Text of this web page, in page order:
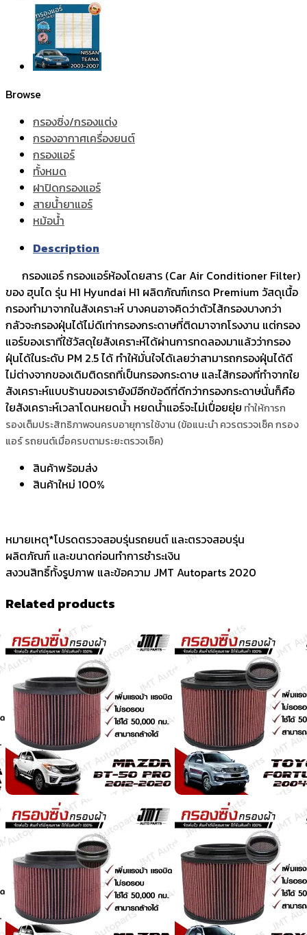
Browse
กรองซิ่ง/กรองแต่ง
กรองอากาศเครื่องยนต์
กรองแอร์
ทั้งหมด
ฝาปิดกรองแอร์
สายน้ำยาแอร์
หม้อน้ำ
Description
กรองแอร์ กรองแอร์ห้องโดยสาร (Car Air Conditioner Filter)
ของ ฮุนได รุ่น H1 Hyundai H1 ผลิตภัณฑ์เกรด Premium วัสดุเนื้อ
กรองทำมาจากในสังเคราะห์ บางคนอาจคิดว่าตัวไส้กรองบางกว่า
กลัวจะกรองฝุ่นได้ไม่ดีเท่ากรองกระดาษที่ติดมาจากโรงงาน แต่กรอง
แอร์ของเราที่ใช้วัสดุใยสังเคราะห์ได้ผ่านการทดลองมาแล้วว่ากรอง
ฝุ่นได้ในระดับ PM 2.5 ได้ ทำให้มั่นใจได้เลยว่าสามารถกรองฝุ่นได้ดี
ไม่ต่างจากของเดิมติดรถที่เป็นกรองกระดาษ และไส้กรองที่ทำจากใย
สังเคราะห์แบบร้านของเรายังมีอีกข้อดีที่ดีกว่ากรองกระดาษนั่นก็คือ
ใยสังเคราะห์เวลาโดนหยดน้ำ หยดน้ำแอร์จะไม่เปื่อยยุ่ย ทำให้การก
รองเต็มประสิทธิภาพจนครบอายุการใช้งาน (ข้อแนะนำ ควรตรวจเช็ค กรอง
แอร์ รถยนต์เมื่อครบตามระยะตรวจเช็ค)
สินค้าพร้อมส่ง
สินค้าใหม่ 100%
หมายเหตุ*โปรดตรวจสอบรุ่นรถยนต์ และตรวจสอบรุ่น
ผลิตภัณฑ์ และขนาดก่อนทำการชำระเงิน
สงวนสิทธิ์ทั้งรูปภาพ และข้อความ JMT Autoparts 2020
Related products